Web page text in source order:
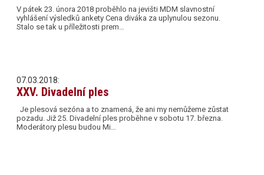
V pátek 23. února 2018 proběhlo na jevišti MDM slavnostní
vyhlášení výsledků ankety Cena diváka za uplynulou sezonu.
Stalo se tak u příležitosti prem…
07.03.2018:
XXV. Divadelní ples
Je plesová sezóna a to znamená, že ani my nemůžeme zůstat
pozadu. Již 25. Divadelní ples proběhne v sobotu 17. března.
Moderátory plesu budou Mi…